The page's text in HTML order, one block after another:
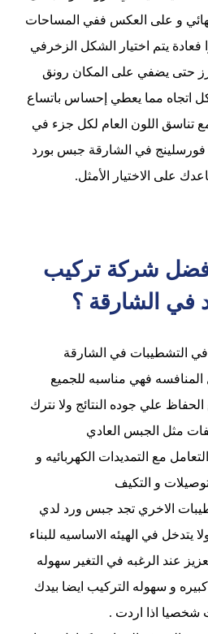
و على العكس ففي المساحات
فعادة يتم اختيار الشكل الزخرفي
حتى يضفي على المكان رونق
اتجاه مما يعطي إحساس باتساع
مع تناسق اللون العام لكل جزء في
في الشارقة جبس بورد
على الاختيار الأمثل.
افضل شركة تركيب
في الشارقة ؟
في التشطيبات في الشارقة
المنافسه فهي مناسبه للجميع
علي جوده النتائج ولا نترك
مثل الجبس العادي
مع التمديدات الكهربائيه و
و التكيف
الاخري تجد جبس ورد لدي
يتدخل في الهيئه الاساسيه للبناء
عند الرغبه في التغير سهوله
و سهوله التركيب ايضا بيدك
شخصيا اذا اردت .